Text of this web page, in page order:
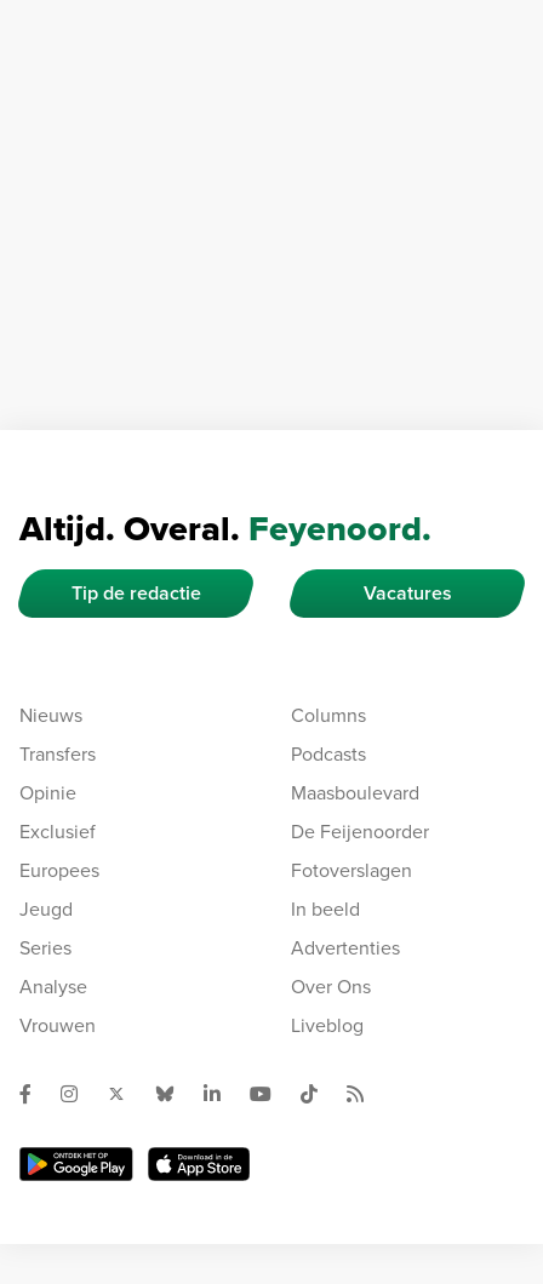
Altijd. Overal. Feyenoord.
Tip de redactie Vacatures
Nieuws
Transfers
Opinie
Exclusief
Europees
Jeugd
Series
Analyse
Vrouwen
Columns
Podcasts
Maasboulevard
De Feijenoorder
Fotoverslagen
In beeld
Advertenties
Over Ons
Liveblog